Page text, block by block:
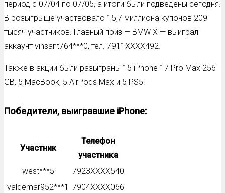
период с 07/04 по 07/05, а итоги были подведены сегодня.
В розыгрыше участвовало 15,7 миллиона купонов 209
тысяч участников. Главный приз — BMW X — выиграл
аккаунт vinsant764***0, тел. 7911XXXX492.
Также в акции были разыграны 15 iPhone 17 Pro Max 256
GB, 5 MacBook, 5 AirPods Max и 5 PS5.
Победители, выигравшие iPhone:
Участник
Телефон
участника
west***5
7923XXXX540
valdemar952***1 7904XXXX066